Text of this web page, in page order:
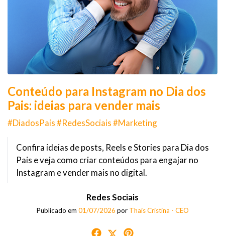
Conteúdo para Instagram no Dia dos
Pais: ideias para vender mais
#DiadosPais #RedesSociais #Marketing
Confira ideias de posts, Reels e Stories para Dia dos
Pais e veja como criar conteúdos para engajar no
Instagram e vender mais no digital.
Redes Sociais
Publicado em 01/07/2026 por Thaís Cristina - CEO